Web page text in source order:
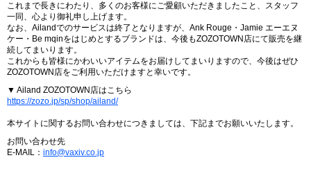
これまで長きにわたり、多くのお客様にご愛顧いただきましたこと、スタッフ
一同、心より御礼申し上げます。
なお、Ailandでのサービスは終了となりますが、Ank Rouge・Jamie エーエヌ
ケー・Be mqinをはじめとするブランドは、今後もZOZOTOWN店にて販売を継
続してまいります。
これからも皆様にかわいいアイテムをお届けしてまいりますので、今後はぜひ
ZOZOTOWN店をご利用いただけますと幸いです。
▼ Ailand ZOZOTOWN店はこちら
https://zozo.jp/sp/shop/ailand/
本サイトに関するお問い合わせにつきましては、下記までお願いいたします。
お問い合わせ先
E-MAIL： info@vaxiv.co.jp